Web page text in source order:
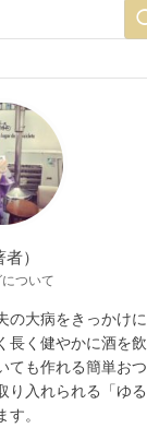
）
ついて
の大病をきっかけに
長く健やかに酒を飲
ても作れる簡単おつ
り入れられる「ゆる
。